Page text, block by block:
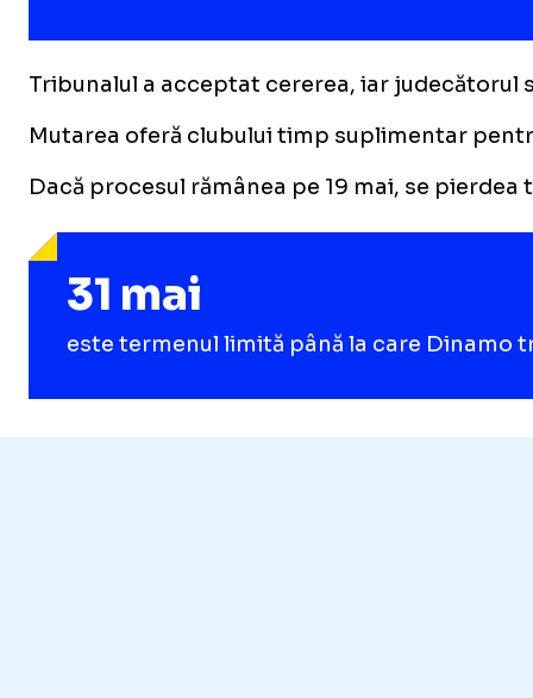
Tribunalul a acceptat cererea, iar
Mutarea oferă clubului timp suplimentar
Dacă procesul rămânea pe 19 mai, se
31 mai
este termenul limită până la care Dinamo